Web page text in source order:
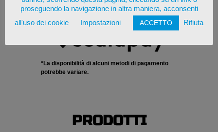
*La disponibilità di alcuni metodi di pagamento
potrebbe variare.
PRODOTTI
proseguendo la navigazione in altra maniera, acconsenti
all'uso dei cookie
Impostazioni ACCETTO Rifiuta